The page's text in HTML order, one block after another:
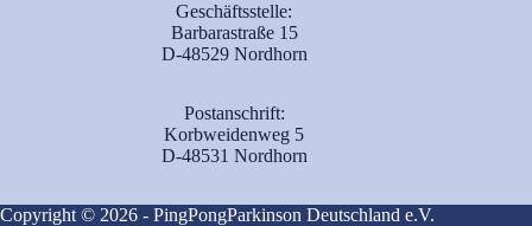
Geschäftsstelle:
Barbarastraße 15
D-48529 Nordhorn
Postanschrift:
Korbweidenweg 5
D-48531 Nordhorn
Copyright © 2026 - PingPongParkinson Deutschland e.V.